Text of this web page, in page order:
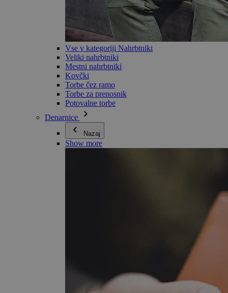
Vse v kategoriji Nahrbtniki
Veliki nahrbtniki
Mestni nahrbtniki
Kovčki
Torbe čez ramo
Torbe za prenosnik
Potovalne torbe
Denarnice
Nazaj
Show more